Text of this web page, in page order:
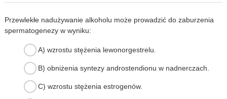
Przewlekłe nadużywanie alkoholu może prowadzić do zaburzenia
spermatogenezy w wyniku:
A) wzrostu stężenia lewonorgestrelu.
B) obniżenia syntezy androstendionu w nadnerczach.
C) wzrostu stężenia estrogenów.